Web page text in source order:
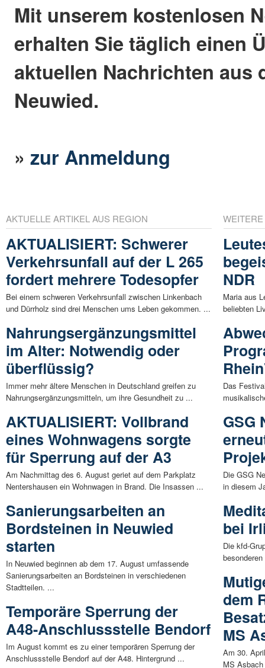
Mit unserem kostenlosen
erhalten Sie täglich einen
aktuellen Nachrichten aus
Neuwied.
»zur Anmeldung
AKTUELLE ARTIKEL AUS REGION
AKTUALISIERT: Schwerer
Verkehrsunfall auf der L 265
fordert mehrere Todesopfer
Bei einem schweren Verkehrsunfall zwischen Linkenbach
und Dürrholz sind drei Menschen ums Leben gekommen. ...
Nahrungsergänzungsmittel
im Alter: Notwendig oder
überflüssig?
Immer mehr ältere Menschen in Deutschland greifen zu
Nahrungsergänzungsmitteln, um ihre Gesundheit zu ...
AKTUALISIERT: Vollbrand
eines Wohnwagens sorgte
für Sperrung auf der A3
Am Nachmittag des 6. August geriet auf dem Parkplatz
Nentershausen ein Wohnwagen in Brand. Die Insassen ...
Sanierungsarbeiten an
Bordsteinen in Neuwied
starten
In Neuwied beginnen ab dem 17. August umfassende
Sanierungsarbeiten an Bordsteinen in verschiedenen
Stadtteilen. ...
Temporäre Sperrung der
A48-Anschlussstelle Bendorf
Im August kommt es zu einer temporären Sperrung der
Anschlussstelle Bendorf auf der A48. Hintergrund ...
NDR
Maria aus
beliebten
Das
GSG
Die GSG
in diesem
bei
Die kfd-
dem
MS
Am 30.
MS